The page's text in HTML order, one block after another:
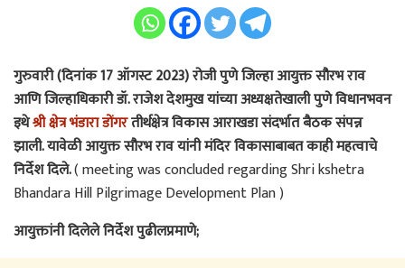
गुरुवारी (दिनांक 17 ऑगस्ट 2023) रोजी पुणे जिल्हा आयुक्त सौरभ राव
आणि जिल्हाधिकारी डॉ. राजेश देशमुख यांच्या अध्यक्षतेखाली पुणे विधानभवन
इथेश्री क्षेत्र भंडारा डोंगरतीर्थक्षेत्र विकास आराखडा संदर्भात बैठक संपन्न
झाली. यावेळी आयुक्त सौरभ राव यांनी मंदिर विकासाबाबत काही महत्वाचे
निर्देश दिले.( meeting was concluded regarding Shri kshetra
Bhandara Hill Pilgrimage Development Plan )
आयुक्तांनी दिलेले निर्देश पुढीलप्रमाणे;